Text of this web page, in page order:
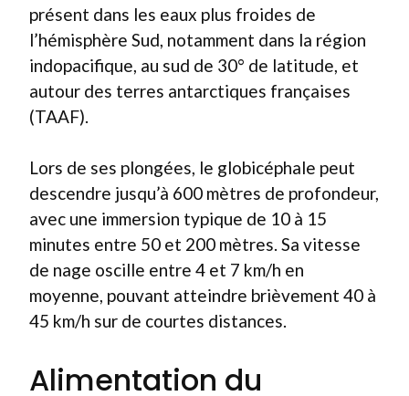
présent dans les eaux plus froides de
l’hémisphère Sud, notamment dans la région
indopacifique, au sud de 30° de latitude, et
autour des terres antarctiques françaises
(TAAF).
Lors de ses plongées, le globicéphale peut
descendre jusqu’à 600 mètres de profondeur,
avec une immersion typique de 10 à 15
minutes entre 50 et 200 mètres. Sa vitesse
de nage oscille entre 4 et 7 km/h en
moyenne, pouvant atteindre brièvement 40 à
45 km/h sur de courtes distances.
Alimentation du